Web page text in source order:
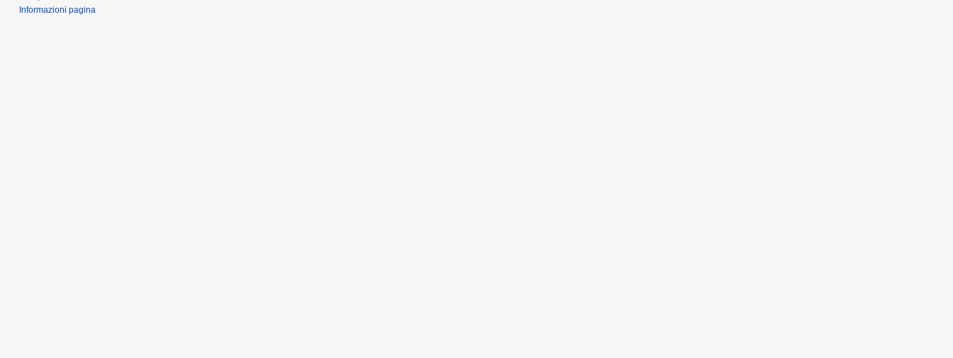
Informazioni pagina